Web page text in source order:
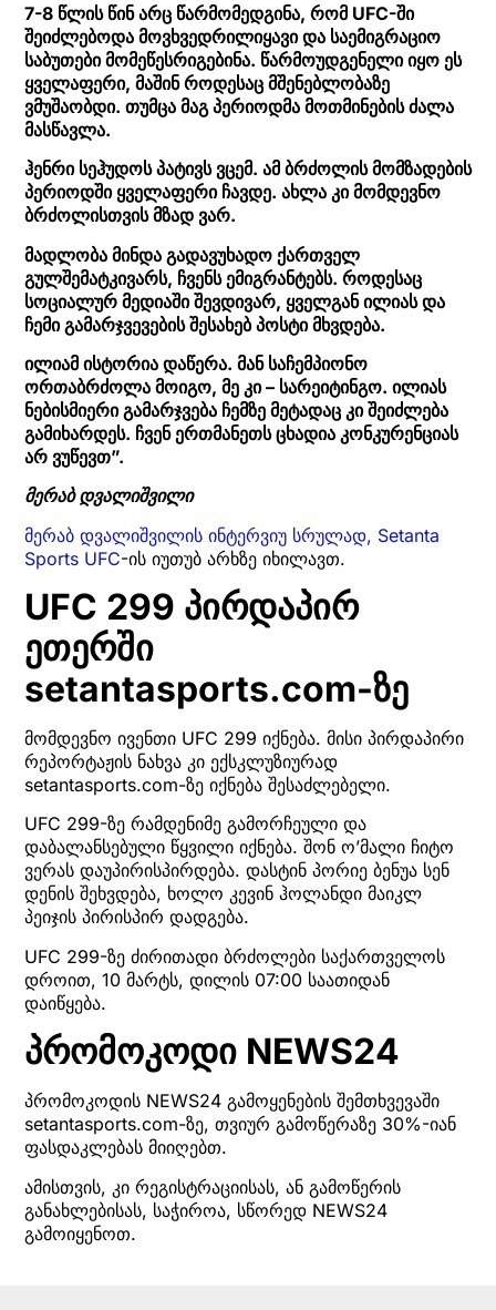
7-8 წლის წინ არც წარმომედგინა, რომ UFC-ში
შეიძლებოდა მოვხვედრილიყავი და საემიგრაციო
საბუთები მომეწესრიგებინა. წარმოუდგენელი იყო ეს
ყველაფერი, მაშინ როდესაც მშენებლობაზე
ვმუშაობდი. თუმცა მაგ პერიოდმა მოთმინების ძალა
მასწავლა.
ჰენრი სეჰუდოს პატივს ვცემ. ამ ბრძოლის მომზადების
პერიოდში ყველაფერი ჩავდე. ახლა კი მომდევნო
ბრძოლისთვის მზად ვარ.
მადლობა მინდა გადავუხადო ქართველ
გულშემატკივარს, ჩვენს ემიგრანტებს. როდესაც
სოციალურ მედიაში შევდივარ, ყველგან ილიას და
ჩემი გამარჯვევების შესახებ პოსტი მხვდება.
ილიამ ისტორია დაწერა. მან საჩემპიონო
ორთაბრძოლა მოიგო, მე კი – სარეიტინგო. ილიას
ნებისმიერი გამარჯვება ჩემზე მეტადაც კი შეიძლება
გამიხარდეს. ჩვენ ერთმანეთს ცხადია კონკურენციას
არ ვუწევთ”.
მერაბ დვალიშვილი
მერაბ დვალიშვილის ინტერვიუ სრულად, Setanta
Sports UFC-ის იუთუბ არხზე იხილავთ.
UFC 299 პირდაპირ
ეთერში
setantasports.com-ზე
მომდევნო ივენთი UFC 299 იქნება. მისი პირდაპირი
რეპორტაჟის ნახვა კი ექსკლუზიურად
setantasports.com-ზე იქნება შესაძლებელი.
UFC 299-ზე რამდენიმე გამორჩეული და
დაბალანსებული წყვილი იქნება. შონ ო’მალი ჩიტო
ვერას დაუპირისპირდება. დასტინ პორიე ბენუა სენ
დენის შეხვდება, ხოლო კევინ ჰოლანდი მაიკლ
პეიჯის პირისპირ დადგება.
UFC 299-ზე ძირითადი ბრძოლები საქართველოს
დროით, 10 მარტს, დილის 07:00 საათიდან
დაიწყება.
პრომოკოდი NEWS24
პრომოკოდის NEWS24 გამოყენების შემთხვევაში
setantasports.com-ზე, თვიურ გამოწერაზე 30%-იან
ფასდაკლებას მიიღებთ.
ამისთვის, კი რეგისტრაციისას, ან გამოწერის
განახლებისას, საჭიროა, სწორედ NEWS24
გამოიყენოთ.